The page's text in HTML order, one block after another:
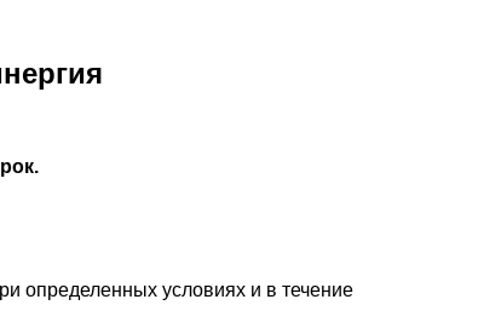
определенных условиях и в течение